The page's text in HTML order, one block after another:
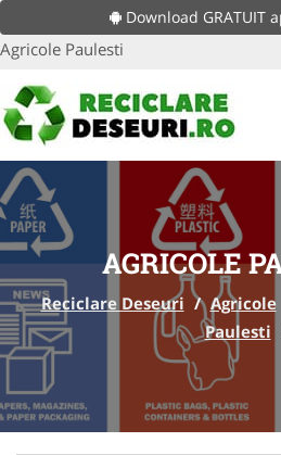
Download GRATUIT
Agricole Paulesti
AGRICOLE
Reciclare Deseuri / Agricole
Paulesti